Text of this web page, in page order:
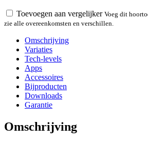
Toevoegen aan vergelijker Voeg dit
zie alle overeenkomsten en verschillen.
Omschrijving
Variaties
Tech-levels
Apps
Accessoires
Bijproducten
Downloads
Garantie
Omschrijving